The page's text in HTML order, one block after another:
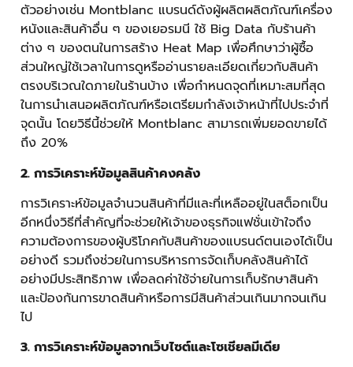
ตัวอย่างเช่น Montblanc แบรนด์ดังผู้ผลิตผลิตภัณฑ์เครื่อง
หนังและสินค้าอื่น ๆ ของเยอรมนี ใช้ Big Data กับร้านค้า
ต่าง ๆ ของตนในการสร้าง Heat Map เพื่อศึกษาว่าผู้ซื้อ
ส่วนใหญ่ใช้เวลาในการดูหรืออ่านรายละเอียดเกี่ยวกับสินค้า
ตรงบริเวณใดภายในร้านบ้าง เพื่อกำหนดจุดที่เหมาะสมที่สุด
ในการนำเสนอผลิตภัณฑ์หรือเตรียมกำลังเจ้าหน้าที่ไปประจำที่
จุดนั้น โดยวิธีนี้ช่วยให้ Montblanc สามารถเพิ่มยอดขายได้
ถึง 20%
2. การวิเคราะห์ข้อมูลสินค้าคงคลัง
การวิเคราะห์ข้อมูลจำนวนสินค้าที่มีและที่เหลืออยู่ในสต็อกเป็น
อีกหนึ่งวิธีที่สำคัญที่จะช่วยให้เจ้าของธุรกิจแฟชั่นเข้าใจถึง
ความต้องการของผู้บริโภคกับสินค้าของแบรนด์ตนเองได้เป็น
อย่างดี รวมถึงช่วยในการบริหารการจัดเก็บคลังสินค้าได้
อย่างมีประสิทธิภาพ เพื่อลดค่าใช้จ่ายในการเก็บรักษาสินค้า
และป้องกันการขาดสินค้าหรือการมีสินค้าส่วนเกินมากจนเกิน
ไป
3. การวิเคราะห์ข้อมูลจากเว็บไซต์และโซเชียลมีเดีย